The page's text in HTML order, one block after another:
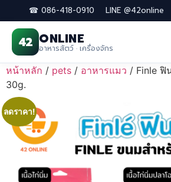
☎ 086-418-0910 LINE @42online
42 ONLINE
อาหารสัตว์ · เครื่องจักร
Skip
to
content
หน้าหลัก / pets / อาหารแมว / Finle ฟิ
30g.
ลดราคา!